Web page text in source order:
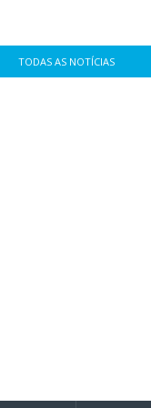
TODAS AS NOTÍCIAS